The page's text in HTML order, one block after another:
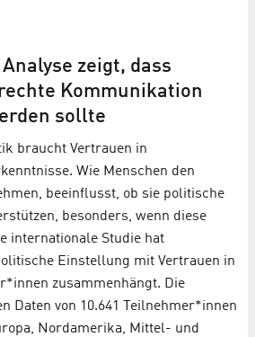
zeigt, dass
Kommunikation
sollte
braucht Vertrauen in
Wie Menschen den
beeinflusst, ob sie politische
besonders, wenn diese
internationale Studie hat
Einstellung mit Vertrauen in
zusammenhängt. Die
Daten von 10.641 Teilnehmer*innen
Nordamerika, Mittel- und